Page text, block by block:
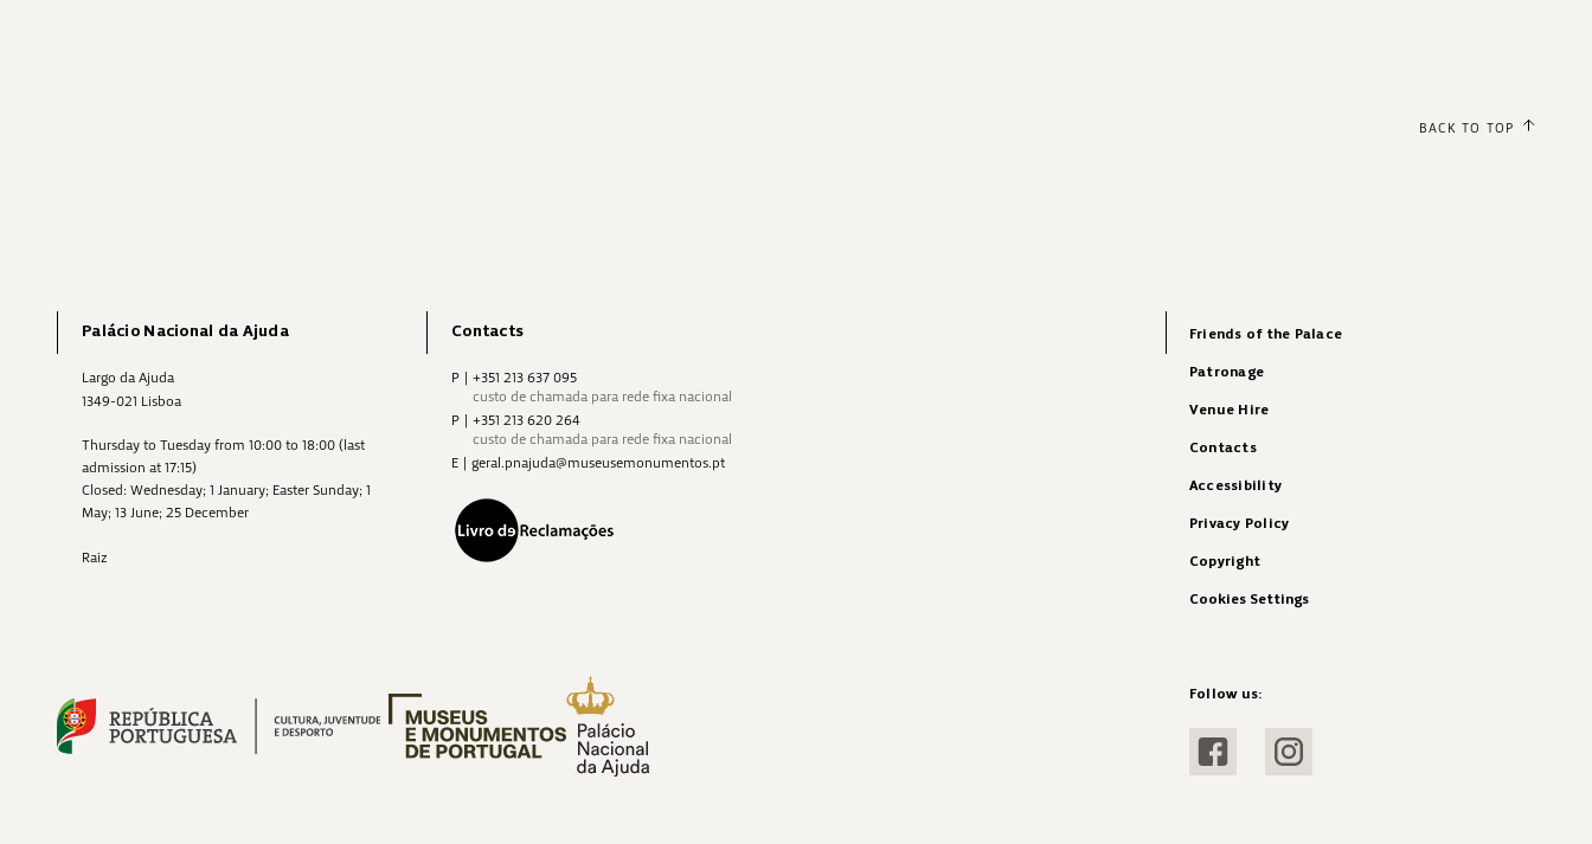
BACK TO TOP
Palácio Nacional da Ajuda
Largo da Ajuda
1349-021 Lisboa
Thursday to Tuesday from 10:00 to 18:00 (last
admission at 17:15)
Closed: Wednesday; 1 January; Easter Sunday; 1
May; 13 June; 25 December
Raiz
Contacts
P
+351 213 637 095
custo de chamada para rede fixa nacional
P
+351 213 620 264
custo de chamada para rede fixa nacional
E
geral.pnajuda@museusemonumentos.pt
Friends of the Palace
Patronage
Venue Hire
Contacts
Accessibility
Privacy Policy
Copyright
Cookies Settings
Follow us:
Visit FacebookVisit Instagram